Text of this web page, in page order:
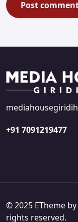
+91 7091219477
© 2025 ETheme by
rights reserved.